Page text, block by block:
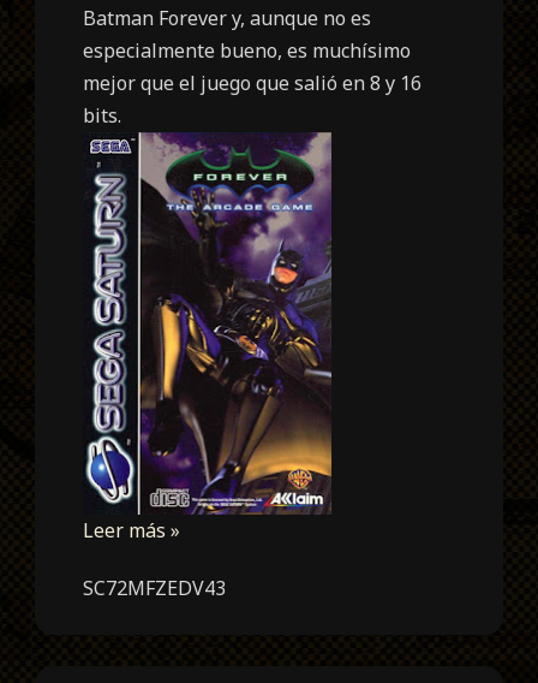
Batman Forever y, aunque no es
especialmente bueno, es muchísimo
mejor que el juego que salió en 8 y 16
bits.
Leer más »
SC72MFZEDV43